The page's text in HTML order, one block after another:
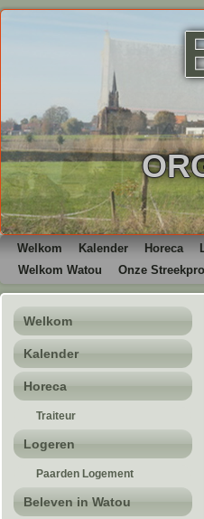
Welkom Kalender Horeca
Welkom Watou
Onze
Welkom
Kalender
Horeca
Traiteur
Logeren
Paarden Logement
Beleven in Watou